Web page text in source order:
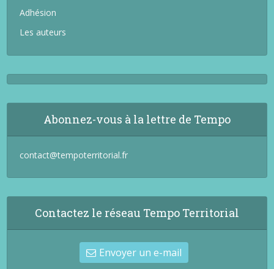
Adhésion
Les auteurs
Abonnez-vous à la lettre de Tempo
contact@tempoterritorial.fr
Contactez le réseau Tempo Territorial
Envoyer un e-mail